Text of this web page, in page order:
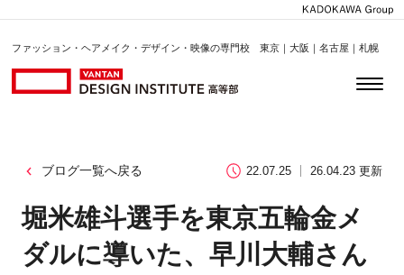
ファッション・ヘアメイク・デザイン・映像の専門校 東京｜大阪｜名古屋｜札幌
ブログ一覧へ戻る 22.07.25 26.04.23 更新
堀米雄斗選手を東京五輪金メ
ダルに導いた、早川大輔さん